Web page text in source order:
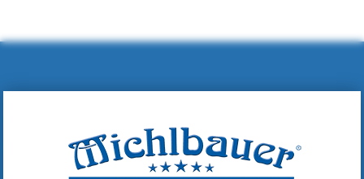
MICHLBAUER GmbH
A-6600 Reutte, Lindenstraße 14